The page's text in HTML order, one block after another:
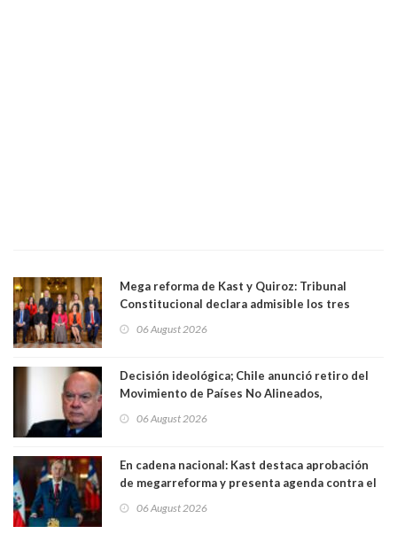
Mega reforma de Kast y Quiroz: Tribunal
Constitucional declara admisible los tres
06 August 2026
Decisión ideológica; Chile anunció retiro del
Movimiento de Países No Alineados,
1971. Excanciller Insulza lamentó decisión
06 August 2026
En cadena nacional: Kast destaca aprobación
de megarreforma y presenta agenda contra el
06 August 2026